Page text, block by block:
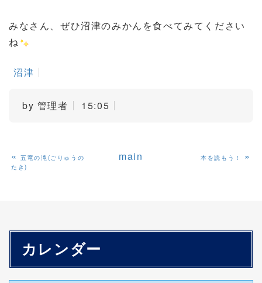
みなさん、ぜひ沼津のみかんを食べてみてください
ね
沼津
by 管理者 15:05
«五竜の滝(ごりゅうの
たき)
main 本を読もう！ »
カレンダー